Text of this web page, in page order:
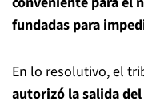
fundadas para
En lo resolutivo, el
autorizó la salida